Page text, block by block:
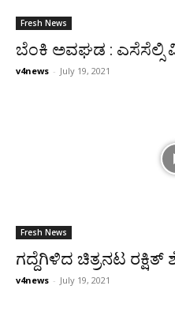
Fresh News
ಬೆಂಕಿ ಅವಘಡ : ಎಸೆಸೆಲ್ಸಿ
v4news - July 19, 2021
Fresh News
ಗದ್ದೆಗಿಳಿದ ಚಿತ್ರನಟ ರಕ್ಷಿತ್
v4news - July 19, 2021